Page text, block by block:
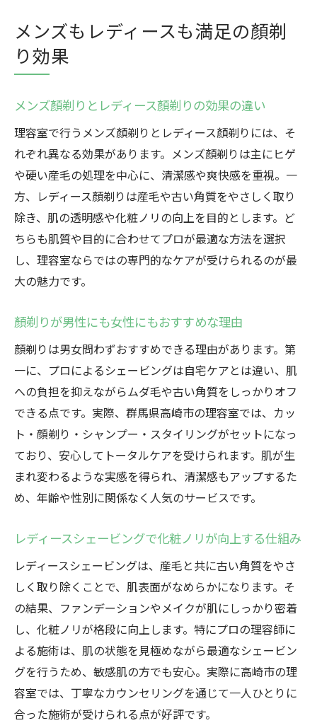
メンズもレディースも満足の顏剃
り効果
メンズ顏剃りとレディース顏剃りの効果の違い
理容室で行うメンズ顏剃りとレディース顏剃りには、そ
れぞれ異なる効果があります。メンズ顏剃りは主にヒゲ
や硬い産毛の処理を中心に、清潔感や爽快感を重視。一
方、レディース顏剃りは産毛や古い角質をやさしく取り
除き、肌の透明感や化粧ノリの向上を目的とします。ど
ちらも肌質や目的に合わせてプロが最適な方法を選択
し、理容室ならではの専門的なケアが受けられるのが最
大の魅力です。
顏剃りが男性にも女性にもおすすめな理由
顏剃りは男女問わずおすすめできる理由があります。第
一に、プロによるシェービングは自宅ケアとは違い、肌
への負担を抑えながらムダ毛や古い角質をしっかりオフ
できる点です。実際、群馬県高崎市の理容室では、カッ
ト・顔剃り・シャンプー・スタイリングがセットになっ
ており、安心してトータルケアを受けられます。肌が生
まれ変わるような実感を得られ、清潔感もアップするた
め、年齢や性別に関係なく人気のサービスです。
レディースシェービングで化粧ノリが向上する仕組み
レディースシェービングは、産毛と共に古い角質をやさ
しく取り除くことで、肌表面がなめらかになります。そ
の結果、ファンデーションやメイクが肌にしっかり密着
し、化粧ノリが格段に向上します。特にプロの理容師に
よる施術は、肌の状態を見極めながら最適なシェービン
グを行うため、敏感肌の方でも安心。実際に高崎市の理
容室では、丁寧なカウンセリングを通じて一人ひとりに
合った施術が受けられる点が好評です。